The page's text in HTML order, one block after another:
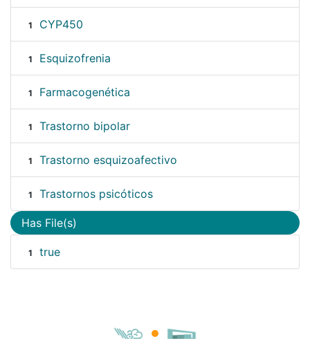
1 CYP450
1 Esquizofrenia
1 Farmacogenética
1 Trastorno bipolar
1 Trastorno esquizoafectivo
1 Trastornos psicóticos
Has File(s)
1 true